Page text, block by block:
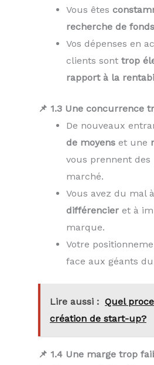
Vous êtes
recherche de fonds
Vos dépenses en
clients sont trop
rapport à la
📌 1.3 Une concurrence
De nouveaux
de moyens et une
vous prennent des
marché.
Vous avez du mal à
différencier et à
marque.
Votre
face aux géants
Lire aussi : Quel
création de start-up?
📌 1.4 Une marge trop